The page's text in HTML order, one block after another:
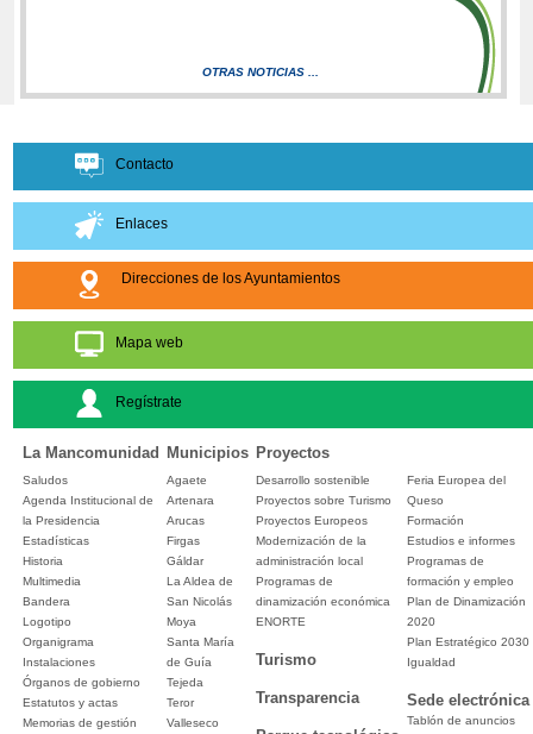
OTRAS NOTICIAS ...
Contacto
Enlaces
Direcciones de los Ayuntamientos
Mapa web
Regístrate
La Mancomunidad Municipios Proyectos
Saludos
Agenda Institucional de
la Presidencia
Estadísticas
Historia
Multimedia
Bandera
Logotipo
Organigrama
Instalaciones
Órganos de gobierno
Estatutos y actas
Memorias de gestión
Agaete
Artenara
Arucas
Firgas
Gáldar
La Aldea de
San Nicolás
Moya
Santa María
de Guía
Tejeda
Teror
Valleseco
Desarrollo sostenible
Proyectos sobre Turismo
Proyectos Europeos
Modernización de la
administración local
Programas de
dinamización económica
ENORTE
Turismo
Transparencia
Feria Europea del
Queso
Formación
Estudios e informes
Programas de
formación y empleo
Plan de Dinamización
2020
Plan Estratégico 2030
Igualdad
Sede electrónica
Tablón de anuncios